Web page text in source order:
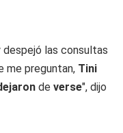
despejó las consultas
me preguntan, Tini
de verse", dijo